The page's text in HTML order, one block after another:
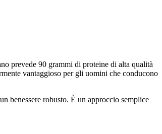
prevede 90 grammi di proteine di alta qualità
vantaggioso per gli uomini che conducono
benessere robusto. È un approccio semplice